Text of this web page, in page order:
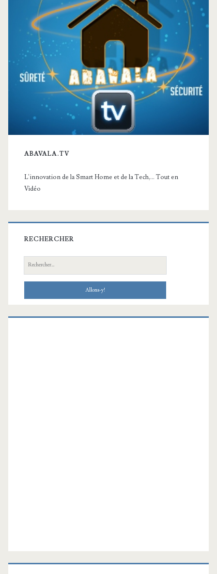
ABAVALA.TV
L'innovation de la Smart Home et de la Tech,... Tout en
Vidéo
RECHERCHER
Recherche: